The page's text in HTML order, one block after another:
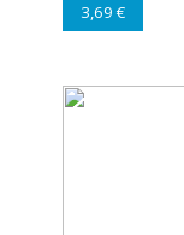
3,69 €